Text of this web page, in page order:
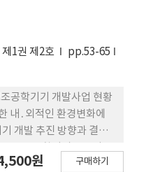
는 서비스 내용 5가지의
할 것이며, 보조공학서
관리도 보다 사용자 중심
것이다.
제1권 제2호
pp.53-65
공학기기 개발사업 현황
내․외적인 환경변화에
개발 추진 방향과 결론
라보는 전달체계가 구축되
원 구매하기